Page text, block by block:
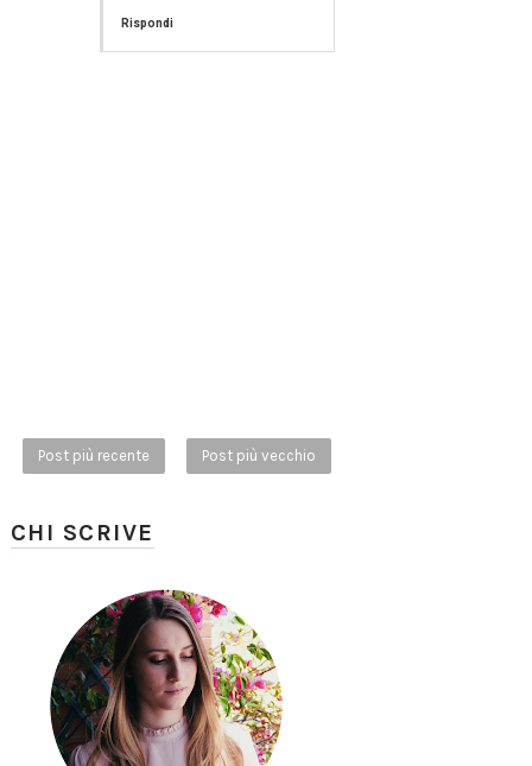
Rispondi
Post più recente Post più vecchio
CHI SCRIVE